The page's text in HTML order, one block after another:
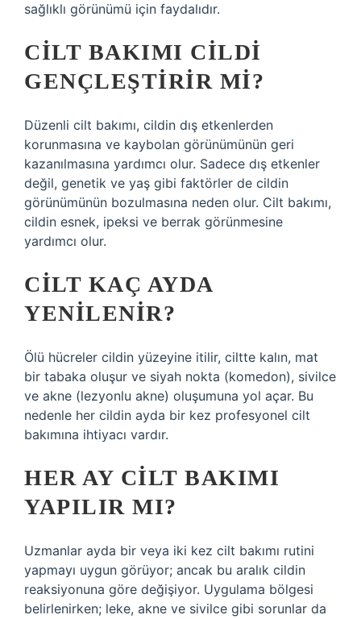
sağlıklı görünümü için faydalıdır.
CILT BAKIMI CILDI
GENÇLEŞTIRIR MI?
Düzenli cilt bakımı, cildin dış etkenlerden
korunmasına ve kaybolan görünümünün geri
kazanılmasına yardımcı olur. Sadece dış etkenler
değil, genetik ve yaş gibi faktörler de cildin
görünümünün bozulmasına neden olur. Cilt bakımı,
cildin esnek, ipeksi ve berrak görünmesine
yardımcı olur.
CILT KAÇ AYDA
YENILENIR?
Ölü hücreler cildin yüzeyine itilir, ciltte kalın, mat
bir tabaka oluşur ve siyah nokta (komedon), sivilce
ve akne (lezyonlu akne) oluşumuna yol açar. Bu
nedenle her cildin ayda bir kez profesyonel cilt
bakımına ihtiyacı vardır.
HER AY CILT BAKIMI
YAPILIR MI?
Uzmanlar ayda bir veya iki kez cilt bakımı rutini
yapmayı uygun görüyor; ancak bu aralık cildin
reaksiyonuna göre değişiyor. Uygulama bölgesi
belirlenirken; leke, akne ve sivilce gibi sorunlar da